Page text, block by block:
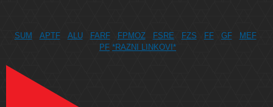
SUM APTF ALU FARF FPMOZ FSRE FZS FF GF
MEF
PF *RAZNI LINKOVI*